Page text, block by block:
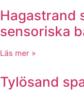
Hagastrand
sensoriska
Läs mer »
Tylösand